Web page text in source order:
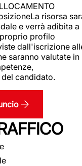
risorsa
e verrà adibita a
profilo
dall'iscrizione
saranno valutate in
candidato.